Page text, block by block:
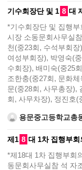
기수회장단 및 1 8 대
*기수회장단 및 집행
시장 소동문회사무실
천(중23회, 수석부회
여성부회장), 박영숙(
수회장), 배미숙(중25
조한충(중27회, 문화
문(중28회, 사무총장),
회, 사무차장), 정진호
용문중고등학교총
제1 8 대 1차 집행부회
*제18대 1차 집행부회
동문회사무실참 석 자